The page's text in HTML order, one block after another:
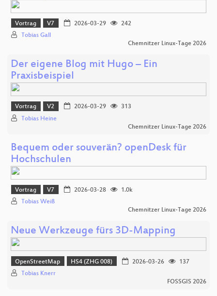
Vortrag V7 2026-03-29
242
Tobias Gall
Chemnitzer Linux-Tage 2026
Der eigene Blog mit Hugo – Ein
Praxisbeispiel
Vortrag V2 2026-03-29
313
Tobias Heine
Chemnitzer Linux-Tage 2026
Bequem oder souverän? openDesk für
Hochschulen
Vortrag V7 2026-03-28
1.0k
Tobias Weiß
Chemnitzer Linux-Tage 2026
Neue Werkzeuge fürs 3D-Mapping
OpenStreetMap HS4 (ZHG 008) 2026-03-26
137
Tobias Knerr
FOSSGIS 2026